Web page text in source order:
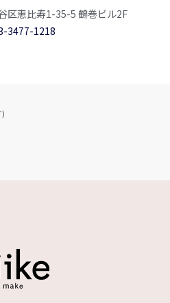
区恵比寿1-35-5 鶴巻ビル2F
3477-1218